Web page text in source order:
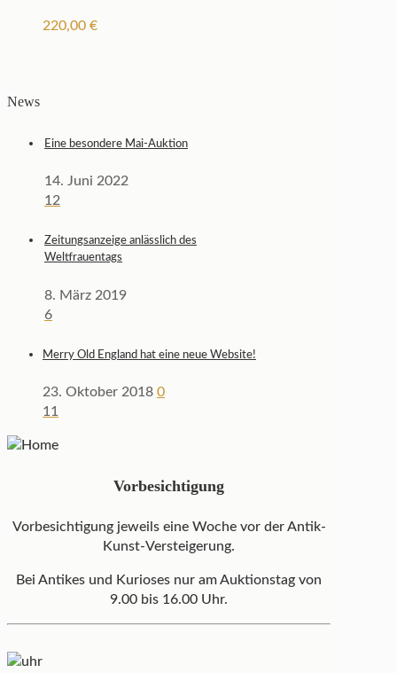
220,00 €
News
Eine besondere Mai-Auktion
14. Juni 2022
12
Zeitungsanzeige anlässlich des
Weltfrauentags
8. März 2019
6
Merry Old England hat eine neue Website!
23. Oktober 2018 0
11
Vorbesichtigung
Vorbesichtigung jeweils eine Woche vor der Antik-
Kunst-Versteigerung.
Bei Antikes und Kurioses nur am Auktionstag von
9.00 bis 16.00 Uhr.